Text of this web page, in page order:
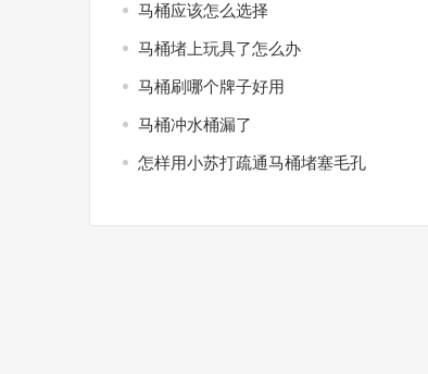
马桶应该怎么选择
马桶堵上玩具了怎么办
马桶刷哪个牌子好用
马桶冲水桶漏了
怎样用小苏打疏通马桶堵塞毛孔